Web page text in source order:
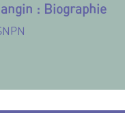
: Biographie